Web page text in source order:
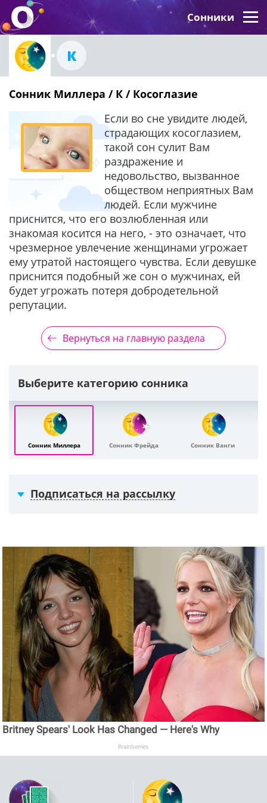
Сонники
К
Сонник Миллера / К / Косоглазие
Если во сне увидите людей,
страдающих косоглазием,
такой сон сулит Вам
раздражение и
недовольство, вызванное
обществом неприятных Вам
людей. Если мужчине
приснится, что его возлюбленная или
знакомая косится на него, - это означает, что
чрезмерное увлечение женщинами угрожает
ему утратой настоящего чувства. Если девушке
приснится подобный же сон о мужчинах, ей
будет угрожать потеря добродетельной
репутации.
Вернуться на главную раздела
Выберите категорию сонника
Сонник Миллера Сонник Фрейда Сонник Ванги
Подписаться на рассылку
Britney Spears' Look Has Changed — Here's Why
Brainberries